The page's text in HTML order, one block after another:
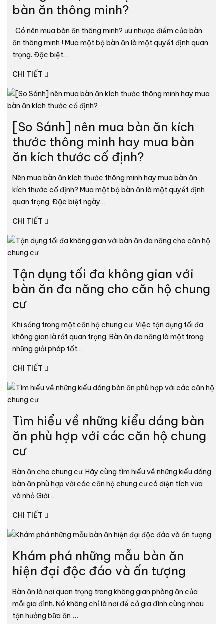
bàn ăn thông minh?
Có nên mua bàn ăn thông minh? ưu nhược điểm của bàn
ăn thông minh ! Mua một bộ bàn ăn là một quyết định quan
trọng. Đặc biệt…
CHI TIẾT
[So Sánh] nên mua bàn ăn kích
thước thông minh hay mua bàn
ăn kích thước cố định?
Nên mua bàn ăn kích thước thông minh hay mua bàn ăn
kích thước cố định? Mua một bộ bàn ăn là một quyết định
quan trọng. Đặc biệt ngày…
CHI TIẾT
Tận dụng tối đa không gian với
bàn ăn đa năng cho căn hộ chung
cư
Khi sống trong một căn hộ chung cư. Việc tận dụng tối đa
không gian là rất quan trọng. Bàn ăn đa năng là một trong
những giải pháp tốt…
CHI TIẾT
Tìm hiểu về những kiểu dáng bàn
ăn phù hợp với các căn hộ chung
cư
Bàn ăn cho chung cư. Hãy cùng tìm hiểu về những kiểu dáng
bàn ăn phù hợp với các căn hộ chung cư có diện tích vừa
và nhỏ Giới…
CHI TIẾT
Khám phá những mẫu bàn ăn
hiện đại độc đáo và ấn tượng
Bàn ăn là nơi quan trọng trong không gian phòng ăn của
mỗi gia đình. Nó không chỉ là nơi để cả gia đình cùng nhau
tận hưởng bữa ăn,…